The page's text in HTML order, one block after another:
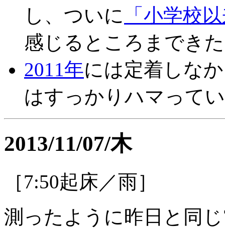
し、ついに 「小学校
感じるところまでき
2011年には定着しな
はすっかりハマって
2013/11/07/木
［7:50起床／雨］
測ったように昨日と同